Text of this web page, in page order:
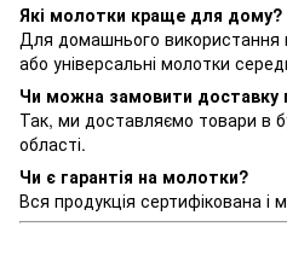
Які молотки краще для дому?
Для домашнього використання
або універсальні молотки
Чи можна замовити доставку
Так, ми доставляємо товари в
області.
Чи є гарантія на молотки?
Вся продукція сертифікована і